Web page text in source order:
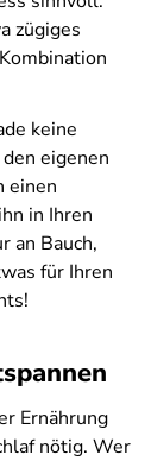
zügiges
keine
eigenen
einen
in Ihren
an Bauch,
für Ihren
Ernährung
nötig. Wer